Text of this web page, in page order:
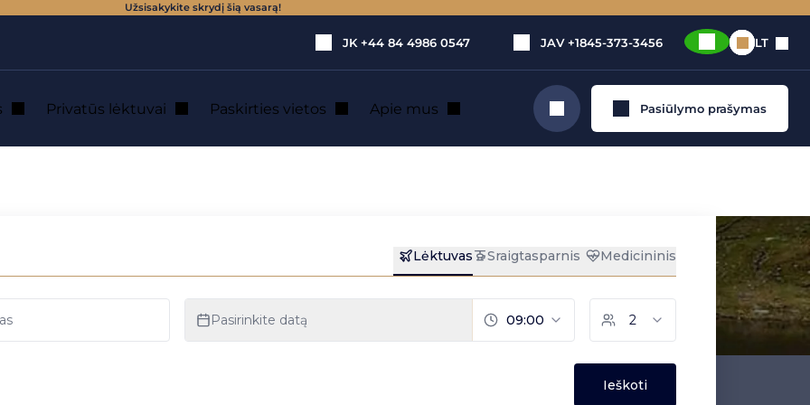
Užsisakykite skrydį šią vasarą!
JK +44 84 4986 0547 JAV +1845-373-3456 LT
Privatūs lėktuvai Paskirties vietos Apie mus Ieškoti Pasiūlymo prašymas